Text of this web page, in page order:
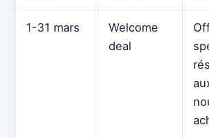
1-31 mars
Welcome
deal